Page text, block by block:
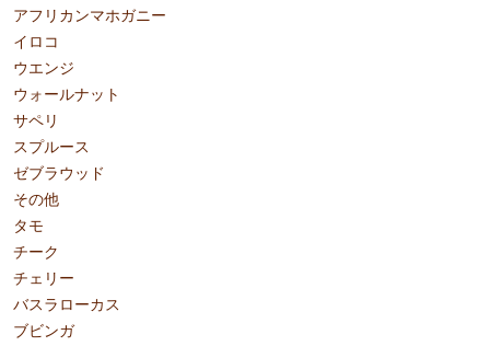
アフリカンマホガニー
イロコ
ウエンジ
ウォールナット
サペリ
スプルース
ゼブラウッド
その他
タモ
チーク
チェリー
バスラローカス
ブビンガ